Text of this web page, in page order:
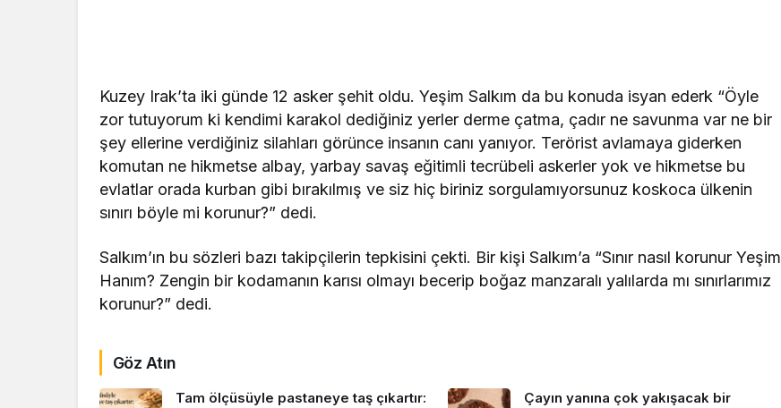
Kuzey Irak’ta iki günde 12 asker şehit oldu. Yeşim Salkım da bu konuda isyan ederk “Öyle
zor tutuyorum ki kendimi karakol dediğiniz yerler derme çatma, çadır ne savunma var ne bir
şey ellerine verdiğiniz silahları görünce insanın canı yanıyor. Terörist avlamaya giderken
komutan ne hikmetse albay, yarbay savaş eğitimli tecrübeli askerler yok ve hikmetse bu
evlatlar orada kurban gibi bırakılmış ve siz hiç biriniz sorgulamıyorsunuz koskoca ülkenin
sınırı böyle mi korunur?” dedi.
Salkım’ın bu sözleri bazı takipçilerin tepkisini çekti. Bir kişi Salkım’a “Sınır nasıl korunur Yeşim
Hanım? Zengin bir kodamanın karısı olmayı becerip boğaz manzaralı yalılarda mı sınırlarımız
korunur?” dedi.
Göz Atın
Tam ölçüsüyle pastaneye taş çıkartır:
Çayın yanına çok yakışacak bir